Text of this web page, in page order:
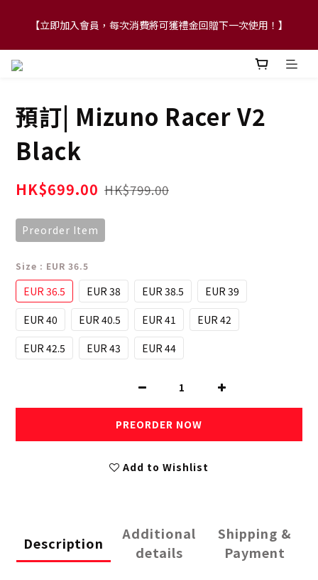
【FLASH SALE 兩件指定現貨產品即享88折】
【立即加入會員，每次消費將可獲禮金回贈下一次使用！】
【FLASH SALE 兩件指定現貨產品即享88折】
預訂| Mizuno Racer V2
Black
HK$699.00 HK$799.00
Preorder Item
Size : EUR 36.5
EUR 36.5 EUR 38 EUR 38.5
EUR 39
EUR 40
EUR 40.5 EUR 41
EUR 42
EUR 42.5
EUR 43 EUR 44
PREORDER NOW
Add to Wishlist
Description
Additional
details
Shipping &
Payment